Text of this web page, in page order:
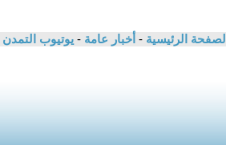
الصفحة الرئيسية - أخبار عامة - يوتيوب التمدن